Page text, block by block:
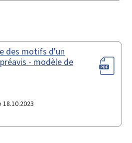
des motifs d'un
- modèle de